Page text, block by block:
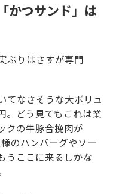
かつサンド」は
ぶりはさすが専門
てなさそうな大ボリュ
。どう見てもこれは業
クの牛豚合挽肉が
のハンバーグやソー
うここに来るしかな